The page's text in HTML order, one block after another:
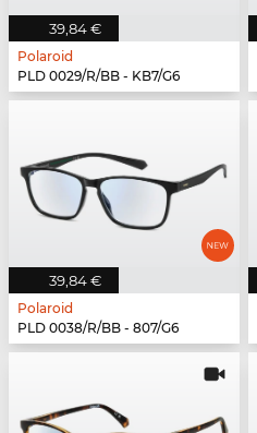
39,84 €
Polaroid
PLD 0029/R/BB - KB7/G6
39,84 €
Polaroid
PLD 0038/R/BB - 807/G6